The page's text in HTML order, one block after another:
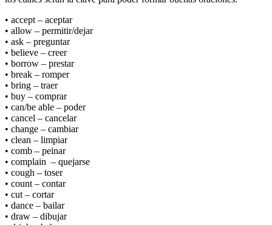
• accept – aceptar
• allow – permitir/dejar
• ask – preguntar
• believe – creer
• borrow – prestar
• break – romper
• bring – traer
• buy – comprar
• can/be able – poder
• cancel – cancelar
• change – cambiar
• clean – limpiar
• comb – peinar
• complain – quejarse
• cough – toser
• count – contar
• cut – cortar
• dance – bailar
• draw – dibujar